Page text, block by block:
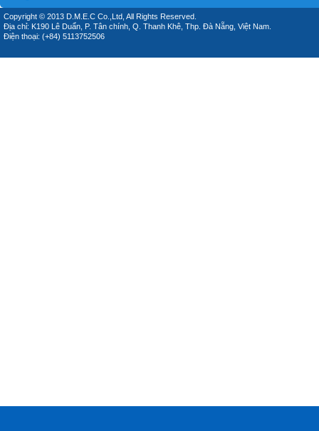
Copyright © 2013 D.M.E.C Co.,Ltd, All Rights Reserved.
Địa chỉ: K190 Lê Duẩn, P. Tân chính, Q. Thanh Khê, Thp. Đà Nẵng, Việt Nam.
Điện thoại: (+84) 5113752506